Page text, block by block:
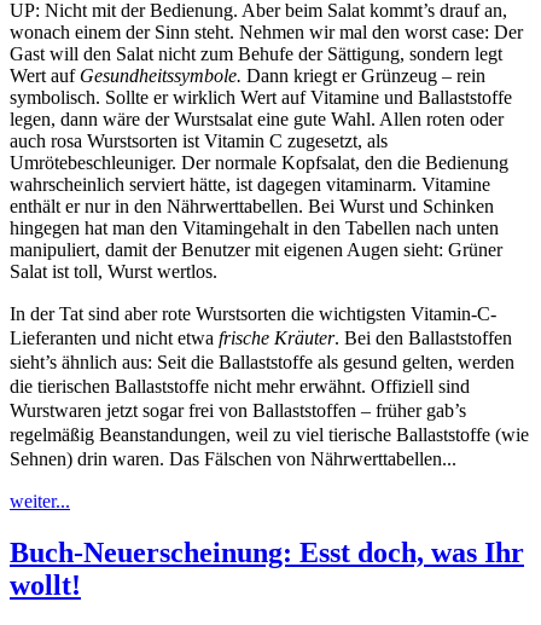
UP: Nicht mit der Bedienung. Aber beim Salat kommt’s drauf an,
wonach einem der Sinn steht. Nehmen wir mal den worst case: Der
Gast will den Salat nicht zum Behufe der Sättigung, sondern legt
Wert auf Gesundheitssymbole. Dann kriegt er Grünzeug – rein
symbolisch. Sollte er wirklich Wert auf Vitamine und Ballaststoffe
legen, dann wäre der Wurstsalat eine gute Wahl. Allen roten oder
auch rosa Wurstsorten ist Vitamin C zugesetzt, als
Umrötebeschleuniger. Der normale Kopfsalat, den die Bedienung
wahrscheinlich serviert hätte, ist dagegen vitaminarm. Vitamine
enthält er nur in den Nährwerttabellen. Bei Wurst und Schinken
hingegen hat man den Vitamingehalt in den Tabellen nach unten
manipuliert, damit der Benutzer mit eigenen Augen sieht: Grüner
Salat ist toll, Wurst wertlos.
In der Tat sind aber rote Wurstsorten die wichtigsten Vitamin-C-
Lieferanten und nicht etwa frische Kräuter. Bei den Ballaststoffen
sieht’s ähnlich aus: Seit die Ballaststoffe als gesund gelten, werden
die tierischen Ballaststoffe nicht mehr erwähnt. Offiziell sind
Wurstwaren jetzt sogar frei von Ballaststoffen – früher gab’s
regelmäßig Beanstandungen, weil zu viel tierische Ballaststoffe (wie
Sehnen) drin waren. Das Fälschen von Nährwerttabellen...
weiter...
Buch-Neuerscheinung: Esst doch, was Ihr
wollt!